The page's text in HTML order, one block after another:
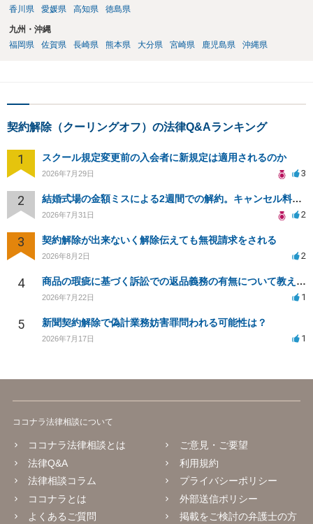
香川県
愛媛県 高知県 徳島県
九州・沖縄
福岡県
佐賀県 長崎県 熊本県 大分県 宮崎県 鹿児島県 沖縄県
契約解除（クーリングオフ）の法律Q&Aランキング
1 スクール規定変更前の入会者に新規定は適用されるのか
2026年7月29日 3
2 結婚式場の金額ミスによる2週間での解約。キャンセル料10万円の免除は可能か。
2026年7月31日 2
3 契約解除が出来ないく解除伝えても無視請求をされる
2026年8月2日 2
4 商品の瑕疵に基づく訴訟での返品義務の有無について教えてください
2026年7月22日 1
5 新聞契約解除で偽計業務妨害罪問われる可能性は？
2026年7月17日 1
ココナラ法律相談について
ココナラ法律相談とは
法律Q&A
法律相談コラム
ココナラとは
よくあるご質問
ご意見・ご要望
利用規約
プライバシーポリシー
外部送信ポリシー
掲載をご検討の弁護士の方